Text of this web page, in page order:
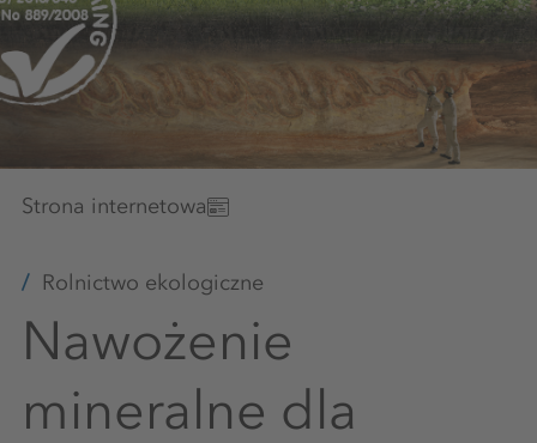
Strona internetowa
Rolnictwo ekologiczne
Nawożenie
mineralne dla